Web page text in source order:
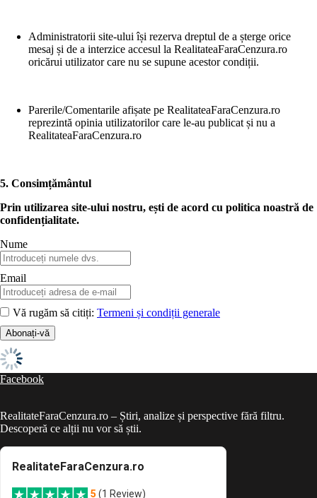
Administratorii site-ului își rezerva dreptul de a șterge orice
mesaj și de a interzice accesul la RealitateaFaraCenzura.ro
oricărui utilizator care nu se supune acestor condiții.
Parerile/Comentarile afișate pe RealitateaFaraCenzura.ro
reprezintă opinia utilizatorilor care le-au publicat și nu a
RealitateaFaraCenzura.ro
5. Consimțământul
Prin utilizarea site-ului nostru, ești de acord cu politica noastră de
confidențialitate.
Nume
Email
Vă rugăm să citiți: Termeni și condiții generale
Facebook
RealitateFaraCenzura.ro – Știri, analize și perspective fără filtru.
Descoperă ce alții nu vor să știi.